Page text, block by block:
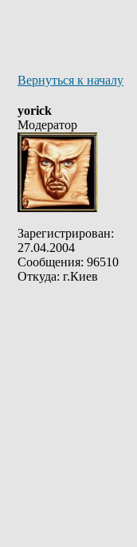
Вернуться к началу
yorick
Модератор
Зарегистрирован:
27.04.2004
Сообщения: 96510
Откуда: г.Киев